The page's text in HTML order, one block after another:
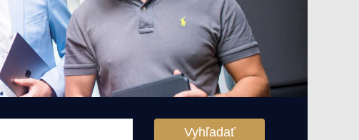
Vyhľadať